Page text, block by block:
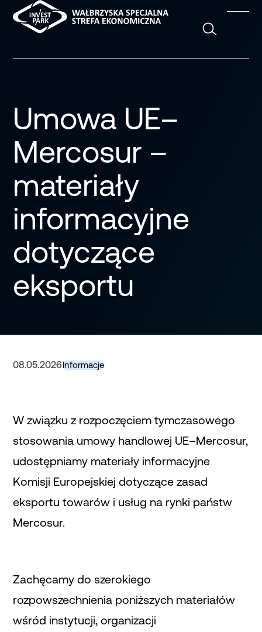
Umowa UE–
Mercosur –
materiały
informacyjne
dotyczące
eksportu
08.05.2026Informacje
W związku z rozpoczęciem tymczasowego
stosowania umowy handlowej UE–Mercosur,
udostępniamy materiały informacyjne
Komisji Europejskiej dotyczące zasad
eksportu towarów i usług na rynki państw
Mercosur.
Zachęcamy do szerokiego
rozpowszechnienia poniższych materiałów
wśród instytucji, organizacji